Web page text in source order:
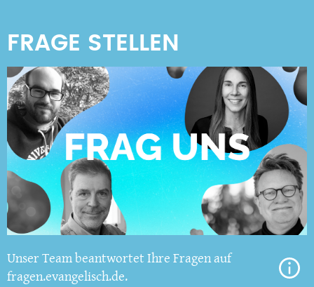
Unser Team beantwortet Ihre Fragen auf
fragen.evangelisch.de.